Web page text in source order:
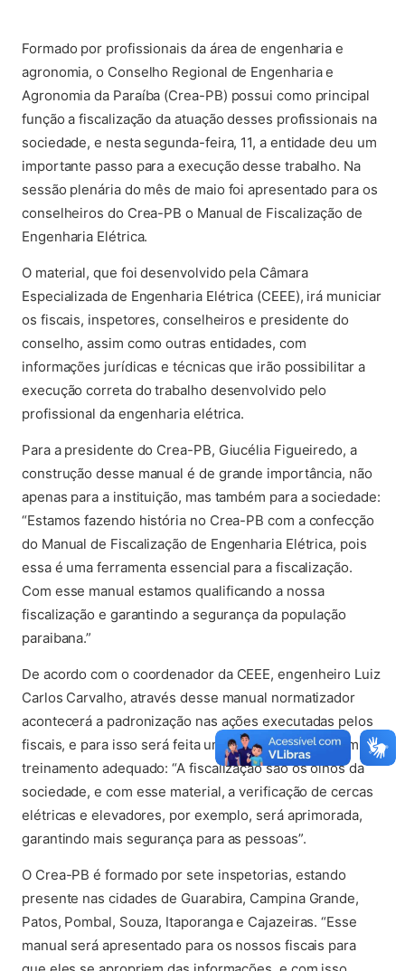
Formado por profissionais da área de engenharia e
agronomia, o Conselho Regional de Engenharia e
Agronomia da Paraíba (Crea-PB) possui como principal
função a fiscalização da atuação desses profissionais na
sociedade, e nesta segunda-feira, 11, a entidade deu um
importante passo para a execução desse trabalho. Na
sessão plenária do mês de maio foi apresentado para os
conselheiros do Crea-PB o Manual de Fiscalização de
Engenharia Elétrica.
O material, que foi desenvolvido pela Câmara
Especializada de Engenharia Elétrica (CEEE), irá municiar
os fiscais, inspetores, conselheiros e presidente do
conselho, assim como outras entidades, com
informações jurídicas e técnicas que irão possibilitar a
execução correta do trabalho desenvolvido pelo
profissional da engenharia elétrica.
Para a presidente do Crea-PB, Giucélia Figueiredo, a
construção desse manual é de grande importância, não
apenas para a instituição, mas também para a sociedade:
“Estamos fazendo história no Crea-PB com a confecção
do Manual de Fiscalização de Engenharia Elétrica, pois
essa é uma ferramenta essencial para a fiscalização.
Com esse manual estamos qualificando a nossa
fiscalização e garantindo a segurança da população
paraibana.”
De acordo com o coordenador da CEEE, engenheiro Luiz
Carlos Carvalho, através desse manual normatizador
acontecerá a padronização nas ações executadas pelos
fiscais, e para isso será feita uma apresentação, e um
treinamento adequado: “A fiscalização são os olhos da
sociedade, e com esse material, a verificação de cercas
elétricas e elevadores, por exemplo, será aprimorada,
garantindo mais segurança para as pessoas”.
O Crea-PB é formado por sete inspetorias, estando
presente nas cidades de Guarabira, Campina Grande,
Patos, Pombal, Souza, Itaporanga e Cajazeiras. “Esse
manual será apresentado para os nossos fiscais para